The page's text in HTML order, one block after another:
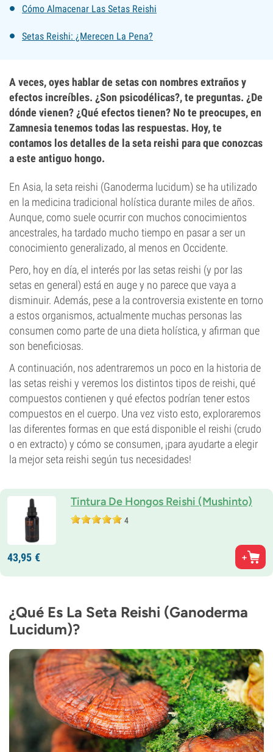
Cómo Almacenar Las Setas Reishi
Setas Reishi: ¿Merecen La Pena?
A veces, oyes hablar de setas con nombres extraños y
efectos increíbles. ¿Son psicodélicas?, te preguntas. ¿De
dónde vienen? ¿Qué efectos tienen? No te preocupes, en
Zamnesia tenemos todas las respuestas. Hoy, te
contamos los detalles de la seta reishi para que conozcas
a este antiguo hongo.
En Asia, la seta reishi (Ganoderma lucidum) se ha utilizado
en la medicina tradicional holística durante miles de años.
Aunque, como suele ocurrir con muchos conocimientos
ancestrales, ha tardado mucho tiempo en pasar a ser un
conocimiento generalizado, al menos en Occidente.
Pero, hoy en día, el interés por las setas reishi (y por las
setas en general) está en auge y no parece que vaya a
disminuir. Además, pese a la controversia existente en torno
a estos organismos, actualmente muchas personas las
consumen como parte de una dieta holística, y afirman que
son beneficiosas.
A continuación, nos adentraremos un poco en la historia de
las setas reishi y veremos los distintos tipos de reishi, qué
compuestos contienen y qué efectos podrían tener estos
compuestos en el cuerpo. Una vez visto esto, exploraremos
las diferentes formas en que está disponible el reishi (crudo
o en extracto) y cómo se consumen, ¡para ayudarte a elegir
la mejor seta reishi según tus necesidades!
Tintura De Hongos Reishi (Mushinto)
4
43,95 €
¿Qué Es La Seta Reishi (Ganoderma
Lucidum)?